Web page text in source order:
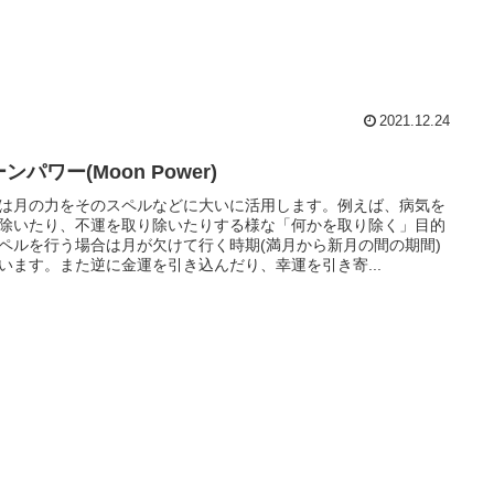
2021.12.24
ンパワー(Moon Power)
月の力をそのスペルなどに大いに活用します。例えば、病気を
いたり、不運を取り除いたりする様な「何かを取り除く」目的
ルを行う場合は月が欠けて行く時期(満月から新月の間の期間)
ます。また逆に金運を引き込んだり、幸運を引き寄...